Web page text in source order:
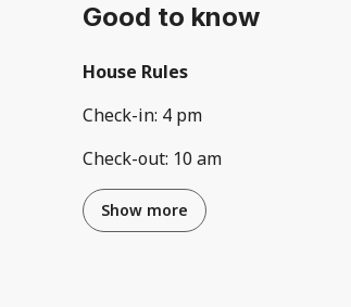
Good to know
House Rules
Check-in: 4 pm
Check-out: 10 am
Show more